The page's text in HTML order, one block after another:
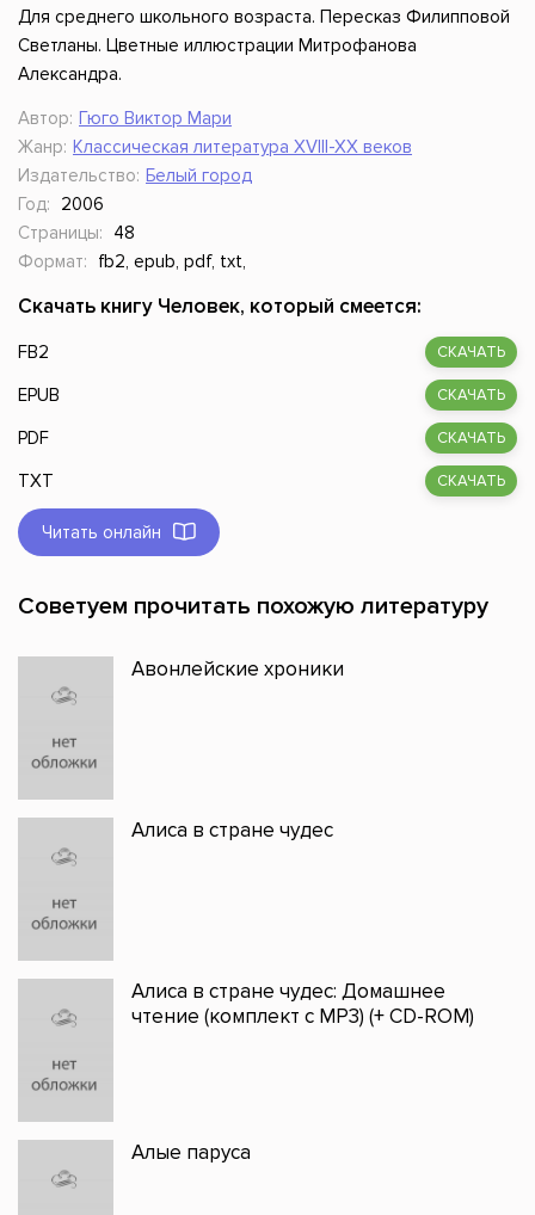
Для среднего школьного возраста. Пересказ Филипповой
Светланы. Цветные иллюстрации Митрофанова
Александра.
Автор: Гюго Виктор Мари
Жанр: Классическая литература XVIII-XX веков
Издательство: Белый город
Год:
2006
Страницы:
48
Формат:
fb2, epub, pdf, txt,
Скачать книгу Человек, который смеется:
FB2 СКАЧАТЬ
EPUB СКАЧАТЬ
PDF СКАЧАТЬ
TXT СКАЧАТЬ
Читать онлайн
Советуем прочитать похожую литературу
Авонлейские хроники
Алиса в стране чудес
Алиса в стране чудес: Домашнее
чтение (комплект с MP3) (+ CD-ROM)
Алые паруса